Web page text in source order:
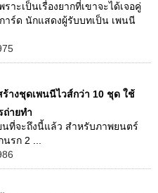
าะเป็นเรื่องยากที่เขาจะได้เจอคู่
ร์ด นักแสดงผู้รับบทเป็น เพนนี
างชุดเพนนีไวส์กว่า 10 ชุด ใช้
ถ่ายทำ
นที่จะถึงนี้แล้ว สำหรับภาพยนตร์
รก 2 ...